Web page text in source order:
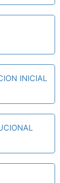
INICIAL